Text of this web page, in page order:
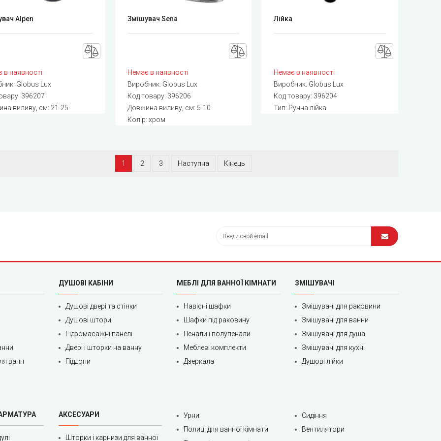
Alpen
в наявності
Globus Lux
396207
виливу, см: 21-25
Змішувач Sena
Немає в наявності
Виробник: Globus Lux
Код товару: 396206
Довжина виливу, см: 5-10
Колір: хром
Лійка
Немає в наявності
Виробник: Globus Lux
Код товару: 396204
Тип: Ручна лійка
1 2 3 Наступна Кінець
ванн
ДУШОВІ КАБІНИ
Душові двері та стінки
Душові штори
Гідромасажні панелі
Двері і шторки на ванну
Піддони
МЕБЛІ ДЛЯ ВАННОЇ КІМНАТИ
Навісні шафки
Шафки під раковину
Пенали і полупенали
Меблеві комплекти
Дзеркала
ЗМІШУВАЧІ
Змішувачі для раковини
Змішувачі для ванни
Змішувачі для душа
Змішувачі для кухні
Душові лійки
АКСЕСУАРИ
Шторки і карнизи для ванної
Урни
Полиці для ванної кімнати
Сидіння
Вентилятори